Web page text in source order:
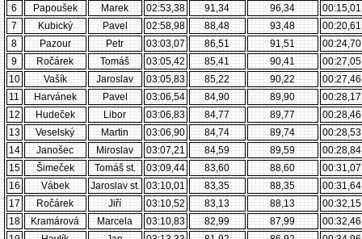
6
Papoušek Marek 02:53,38 91,34 96,34
00:15,01
7
Kubický Pavel 02:58,98 88,48 93,48
00:20,61
8
Pazour Petr 03:03,07 86,51 91,51
00:24,70
9
Ročárek Tomáš 03:05,42 85,41 90,41
00:27,05
10
Vašík Jaroslav 03:05,83 85,22 90,22
00:27,46
11
Harvánek Pavel 03:06,54 84,90 89,90
00:28,17
12
Hudeček Libor 03:06,83 84,77 89,77
00:28,46
13
Veselský Martin 03:06,90 84,74 89,74
00:28,53
14
Janošec Miroslav 03:07,21 84,59 89,59
00:28,84
15
Šimeček Tomáš st. 03:09,44 83,60 88,60
00:31,07
16
Vábek Jaroslav st. 03:10,01 83,35 88,35
00:31,64
17
Ročárek Jiří 03:10,52 83,13 88,13
00:32,15
18
Kramárová Marcela 03:10,83 82,99 87,99
00:32,46